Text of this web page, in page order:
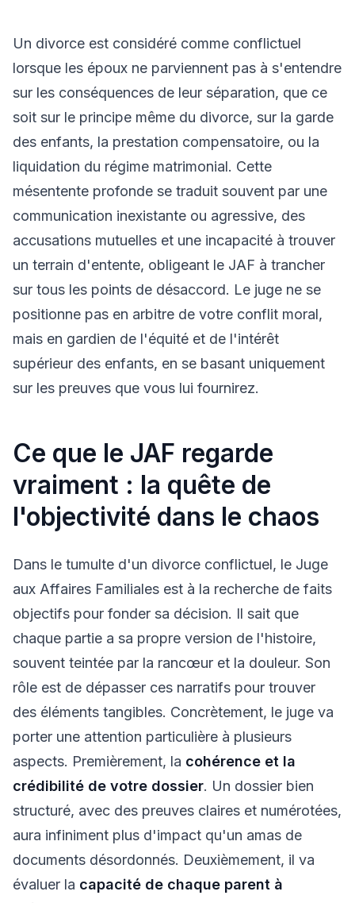
Un divorce est considéré comme conflictuel
lorsque les époux ne parviennent pas à s'entendre
sur les conséquences de leur séparation, que ce
soit sur le principe même du divorce, sur la garde
des enfants, la prestation compensatoire, ou la
liquidation du régime matrimonial. Cette
mésentente profonde se traduit souvent par une
communication inexistante ou agressive, des
accusations mutuelles et une incapacité à trouver
un terrain d'entente, obligeant le JAF à trancher
sur tous les points de désaccord. Le juge ne se
positionne pas en arbitre de votre conflit moral,
mais en gardien de l'équité et de l'intérêt
supérieur des enfants, en se basant uniquement
sur les preuves que vous lui fournirez.
Ce que le JAF regarde
vraiment : la quête de
l'objectivité dans le chaos
Dans le tumulte d'un divorce conflictuel, le Juge
aux Affaires Familiales est à la recherche de faits
objectifs pour fonder sa décision. Il sait que
chaque partie a sa propre version de l'histoire,
souvent teintée par la rancœur et la douleur. Son
rôle est de dépasser ces narratifs pour trouver
des éléments tangibles. Concrètement, le juge va
porter une attention particulière à plusieurs
aspects. Premièrement, la cohérence et la
crédibilité de votre dossier. Un dossier bien
structuré, avec des preuves claires et numérotées,
aura infiniment plus d'impact qu'un amas de
documents désordonnés. Deuxièmement, il va
évaluer la capacité de chaque parent à